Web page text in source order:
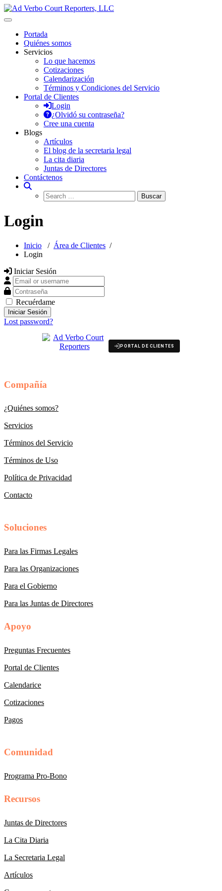
Saltar
al
Ad Verbo Court Reporters, LLC
en Puerto Rico, para transcripciones para el Tribunal de
Apelaciones, deposiciones, vistas administrativas, preparación de
minutas, arbitrajes, reuniones y asambleas.
Portada
Quiénes somos
Servicios
Lo que hacemos
Cotizaciones
Calendarización
Términos y Condiciones del Servicio
Portal de Clientes
Login
¿Olvidó su contraseña?
Cree una cuenta
Blogs
Artículos
El blog de la secretaria legal
La cita diaria
Juntas de Directores
Contáctenos
Login
Inicio / Área de Clientes /
Login
Iniciar Sesión
Email or username
Contraseña
Recuérdame
Lost password?
PORTAL DE CLIENTES
Compañía
¿Quiénes somos?
Servicios
Términos del Servicio
Términos de Uso
Política de Privacidad
Contacto
Soluciones
Para las Firmas Legales
Para las Organizaciones
Para el Gobierno
Para las Juntas de Directores
Apoyo
Preguntas Frecuentes
Portal de Clientes
Calendarice
Cotizaciones
Pagos
Comunidad
Programa Pro-Bono
Recursos
Juntas de Directores
La Cita Diaria
La Secretaria Legal
Artículos